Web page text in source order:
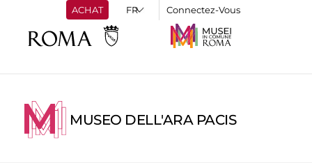
ACHAT Connectez-Vous
MUSEO DELL'ARA PACIS